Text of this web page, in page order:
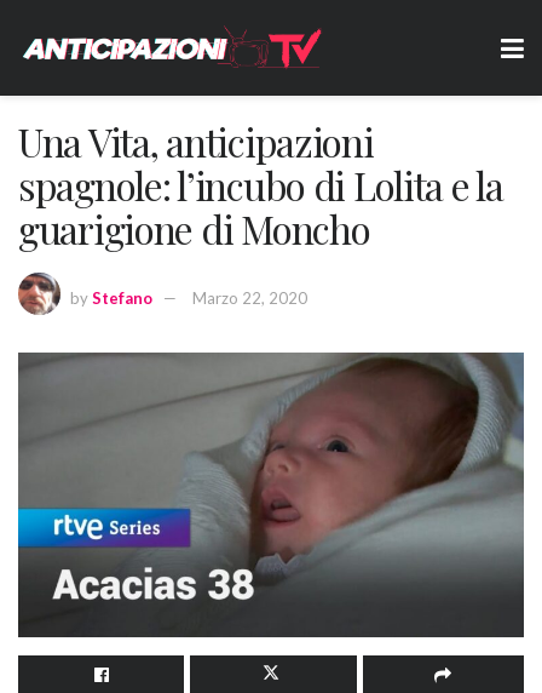
Una Vita, anticipazioni
spagnole: l’incubo di Lolita e la
guarigione di Moncho
byStefano Marzo 22, 2020